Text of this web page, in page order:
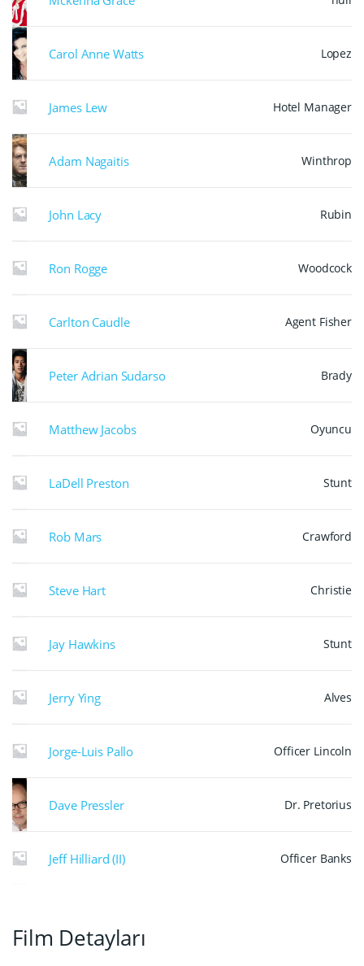
Carol Anne Watts Lopez
James Lew Hotel Manager
Adam Nagaitis Winthrop
John Lacy Rubin
Ron Rogge Woodcock
Carlton Caudle Agent Fisher
Peter Adrian Sudarso Brady
Matthew Jacobs Oyuncu
LaDell Preston Stunt
Rob Mars Crawford
Steve Hart Christie
Jay Hawkins Stunt
Jerry Ying Alves
Jorge-Luis Pallo Officer Lincoln
Dave Pressler Dr. Pretorius
Jeff Hilliard (II) Officer Banks
Film Detayları